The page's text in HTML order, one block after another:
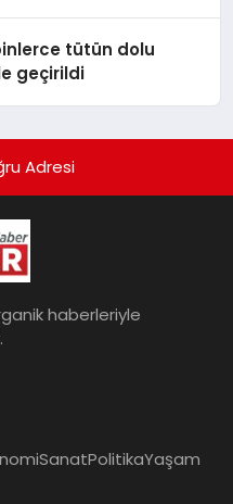
tütün dolu
geçirildi
Adresi
haberleriyle
SanatPolitikaYaşam